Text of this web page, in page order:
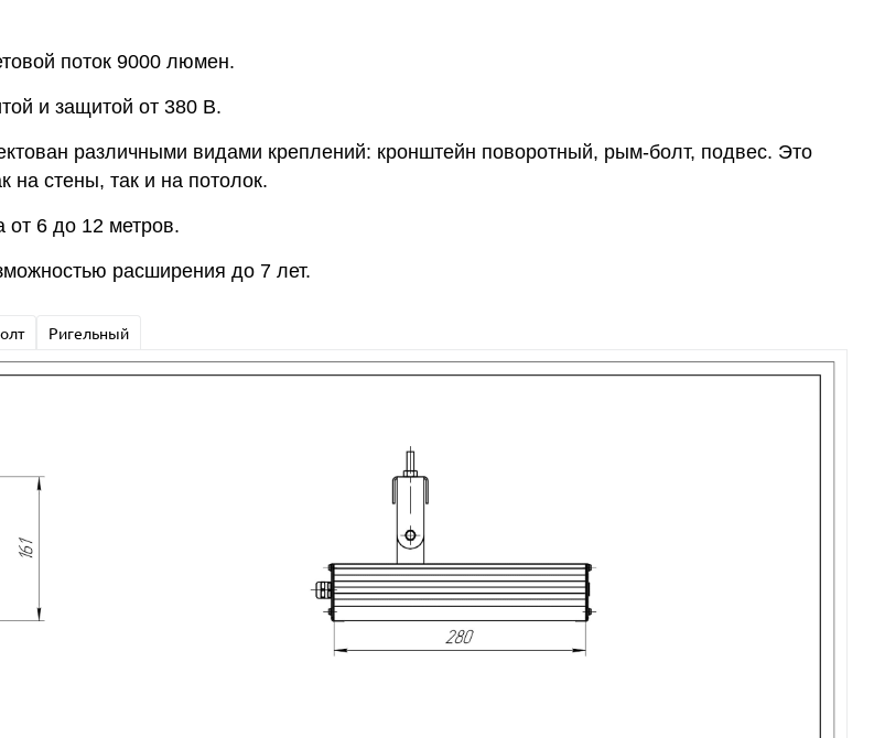
поток 9000 люмен.
и защитой от 380 В.
различными видами креплений: кронштейн поворотный, рым-болт, подвес. Это
на стены, так и на потолок.
от 6 до 12 метров.
расширения до 7 лет.
Ригельный